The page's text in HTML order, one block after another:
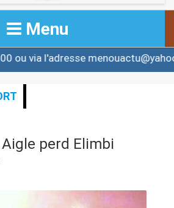
Menu
menouactu@yahoo.com ou
perd Elimbi